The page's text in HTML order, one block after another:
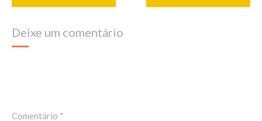
Deixe um comentário
Comentário *